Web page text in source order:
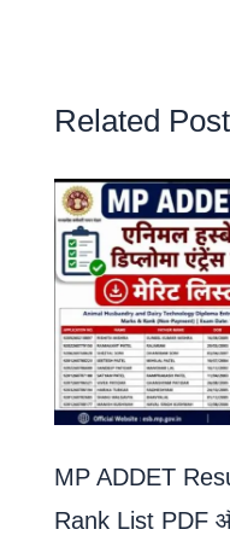
Related
MP ADDET
Rank List PDF